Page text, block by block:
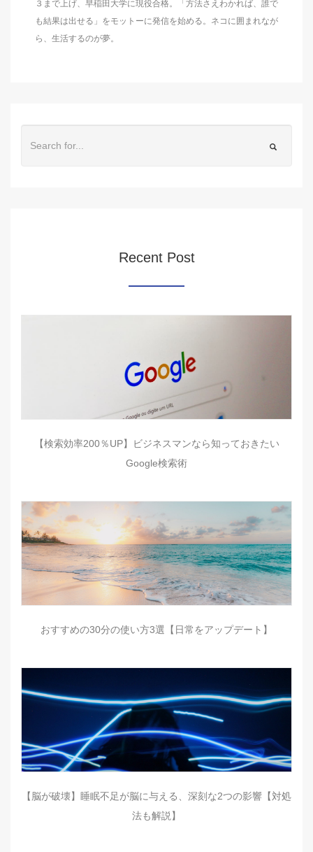
３まで上げ、早稲田大学に現役合格。「方法さえわかれば、誰で
も結果は出せる」をモットーに発信を始める。ネコに囲まれなが
ら、生活するのが夢。
Recent Post
【検索効率200％UP】ビジネスマンなら知っておきたい
Google検索術
おすすめの30分の使い方3選【日常をアップデート】
【脳が破壊】睡眠不足が脳に与える、深刻な2つの影響【対処
法も解説】